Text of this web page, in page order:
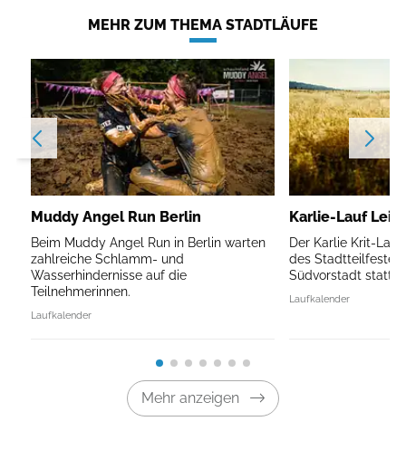
MEHR ZUM THEMA STADTLÄUFE
Muddy Angel Run Berlin
Beim Muddy Angel Run in Berlin warten
zahlreiche Schlamm- und
Wasserhindernisse auf die
Teilnehmerinnen.
Laufkalender
Karlie-Lauf
Der Karlie Krit-
des Stadtteilfestes
Südvorstadt statt.
Laufkalender
Mehr anzeigen